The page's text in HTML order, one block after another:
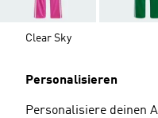
Clear Sky
Personalisieren
Personalisiere deinen